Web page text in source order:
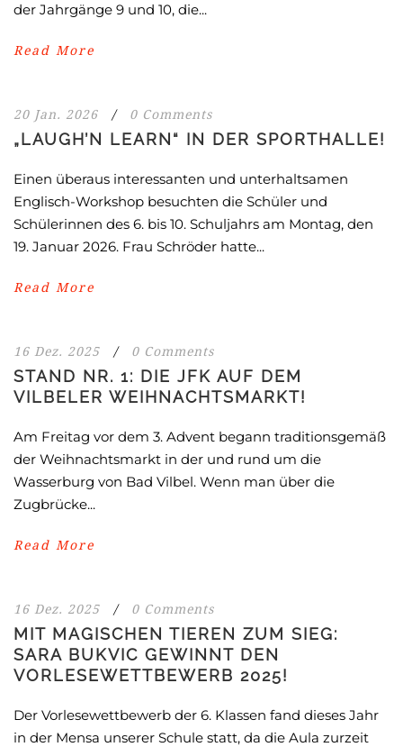
der Jahrgänge 9 und 10, die...
Read More
20 Jan. 2026 / 0 Comments
„LAUGH’N LEARN“ IN DER SPORTHALLE!
Einen überaus interessanten und unterhaltsamen
Englisch-Workshop besuchten die Schüler und
Schülerinnen des 6. bis 10. Schuljahrs am Montag, den
19. Januar 2026. Frau Schröder hatte...
Read More
16 Dez. 2025 / 0 Comments
STAND NR. 1: DIE JFK AUF DEM
VILBELER WEIHNACHTSMARKT!
Am Freitag vor dem 3. Advent begann traditionsgemäß
der Weihnachtsmarkt in der und rund um die
Wasserburg von Bad Vilbel. Wenn man über die
Zugbrücke...
Read More
16 Dez. 2025 / 0 Comments
MIT MAGISCHEN TIEREN ZUM SIEG:
SARA BUKVIC GEWINNT DEN
VORLESEWETTBEWERB 2025!
Der Vorlesewettbewerb der 6. Klassen fand dieses Jahr
in der Mensa unserer Schule statt, da die Aula zurzeit